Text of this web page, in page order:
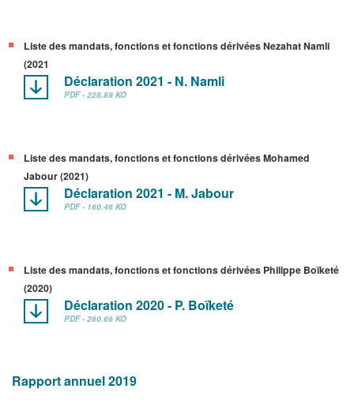
Liste des mandats, fonctions et fonctions dérivées Nezahat Namli
(2021
Déclaration 2021 - N. Namli
PDF - 228.89 KO
Liste des mandats, fonctions et fonctions dérivées Mohamed
Jabour (2021)
Déclaration 2021 - M. Jabour
PDF - 160.46 KO
Liste des mandats, fonctions et fonctions dérivées Philippe Boïketé
(2020)
Déclaration 2020 - P. Boïketé
PDF - 260.66 KO
Rapport annuel 2019